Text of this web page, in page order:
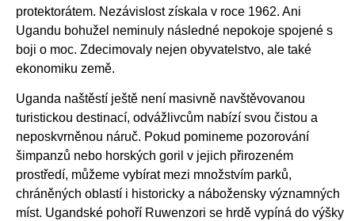
protektorátem. Nezávislost získala v roce 1962. Ani
Ugandu bohužel neminuly následné nepokoje spojené s
boji o moc. Zdecimovaly nejen obyvatelstvo, ale také
ekonomiku země.
Uganda naštěstí ještě není masivně navštěvovanou
turistickou destinací, odvážlivcům nabízí svou čistou a
neposkvrněnou náruč. Pokud pomineme pozorování
šimpanzů nebo horských goril v jejich přirozeném
prostředí, můžeme vybírat mezi množstvím parků,
chráněných oblastí i historicky a nábožensky významných
míst. Ugandské pohoří Ruwenzori se hrdě vypíná do výšky